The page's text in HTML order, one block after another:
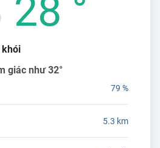
28 °
khói
giác như 32°
79 %
5.3 km